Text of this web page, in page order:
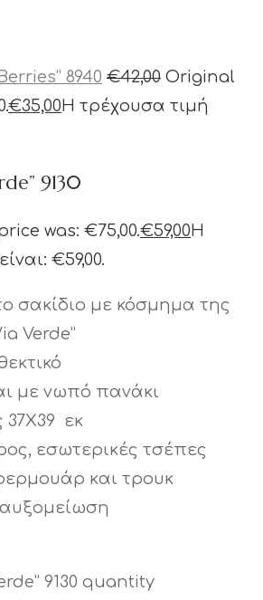
8940 €42,00 Original
€35,00 Η τρέχουσα τιμή
9130
was: €75,00.€59,00 Η
€59,00.
σακίδιο με κόσμημα της
Verde”
με νωπό πανάκι
37X39 εκ
εσωτερικές τσέπες
και τρουκ
αυξομείωση
9130 quantity